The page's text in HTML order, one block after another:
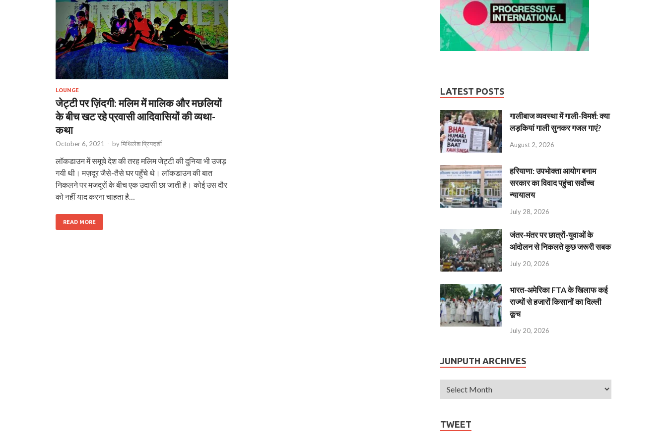
LOUNGE
जेट्टी पर ज़िंदगी: मलिम में मालिक और मछलियों
के बीच खट रहे प्रवासी आदिवासियों की व्यथा-
कथा
October 6, 2021 - byमिथिलेश प्रियदर्शी
लॉकडाउन में समूचे देश की तरह मलिम जेट्टी की दुनिया भी उजड़
गयी थी। मज़दूर जैसे-तैसे घर पहुँचे थे। लॉकडाउन की बात
निकलने पर मजदूरों के बीच एक उदासी छा जाती है। कोई उस दौर
को नहीं याद करना चाहता है…
READ MORE
LATEST POSTS
गालीबाज व्‍यवस्‍था में गाली-विमर्श: क्या
लड़कियां गाली सुनकर गजल गाएं?
August 2, 2026
हरियाणा: उपभोक्ता आयोग बनाम
सरकार का विवाद पहुंचा सर्वोच्च
न्यायालय
July 28, 2026
जंतर-मंतर पर छात्रों-युवाओं के
आंदोलन से निकलते कुछ जरूरी सबक
July 20, 2026
भारत-अमेरिका FTA के खिलाफ कई
राज्यों से हजारों किसानों का दिल्ली
कूच
July 20, 2026
JUNPUTH ARCHIVES
TWEET